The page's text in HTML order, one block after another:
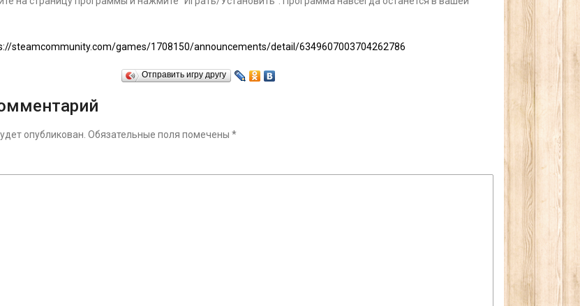
steamcommunity.com/games/1708150/announcements/detail/6349607003704262786
Отправить игру другу
опубликован. Обязательные поля помечены*